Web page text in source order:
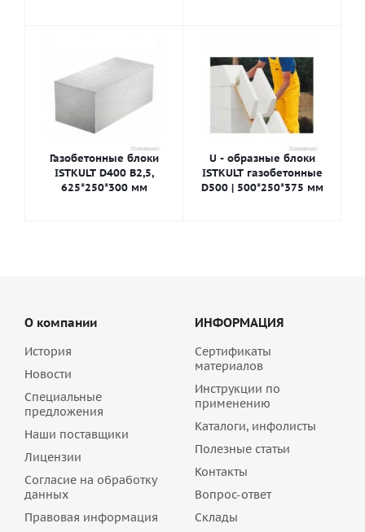
Газобетонные блоки
ISTKULT D400 В2,5,
625*250*300 мм
U - образные блоки
ISTKULT газобетонные
D500 | 500*250*375 мм
О компании
История
Новости
Специальные
предложения
Наши поставщики
Лицензии
Согласие на обработку
данных
Правовая информация
ИНФОРМАЦИЯ
Сертификаты
материалов
Инструкции по
применению
Каталоги, инфолисты
Полезные статьи
Контакты
Вопрос-ответ
Склады